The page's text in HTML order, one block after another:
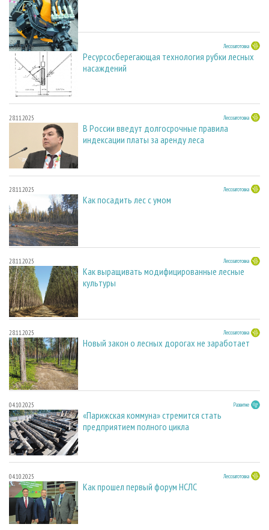
23.03.2026 Лесозаготовка
Ресурсосберегающая технология рубки лесных
насаждений
28.11.2025 Лесозаготовка
В России введут долгосрочные правила
индексации платы за аренду леса
28.11.2025 Лесозаготовка
Как посадить лес с умом
28.11.2025 Лесозаготовка
Как выращивать модифицированные лесные
культуры
28.11.2025 Лесозаготовка
Новый закон о лесных дорогах не заработает
04.10.2025 Развитие
«Парижская коммуна» стремится стать
предприятием полного цикла
04.10.2025 Лесозаготовка
Как прошел первый форум НСЛС